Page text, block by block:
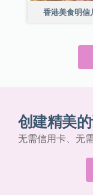
香港美食明信
创建精美
无需信用卡、无